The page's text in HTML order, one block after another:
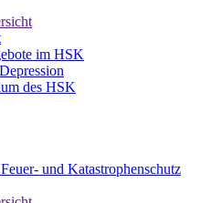
im HSK
des HSK
und Katastrophenschutz